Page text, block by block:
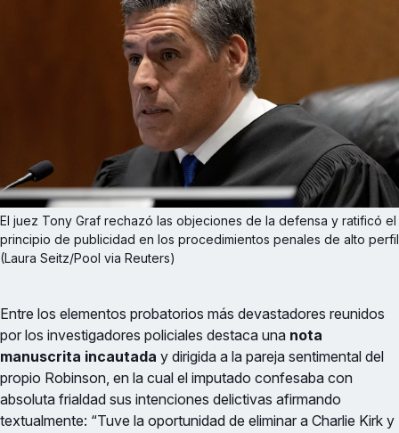
El juez Tony Graf rechazó las objeciones de la defensa y ratificó el
principio de publicidad en los procedimientos penales de alto perfil
(Laura Seitz/Pool via Reuters)
Entre los elementos probatorios más devastadores reunidos
por los investigadores policiales destaca una nota
manuscrita incautada y dirigida a la pareja sentimental del
propio Robinson, en la cual el imputado confesaba con
absoluta frialdad sus intenciones delictivas afirmando
textualmente: “Tuve la oportunidad de eliminar a Charlie Kirk y